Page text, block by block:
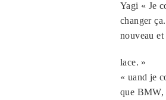
Yagi « Je
changer
nouveau et
lace. »
« uand je
que BMW,